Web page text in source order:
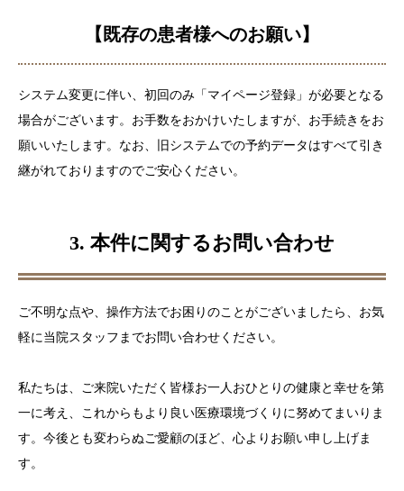
【既存の患者様へのお願い】
システム変更に伴い、初回のみ「マイページ登録」が必要となる
場合がございます。お手数をおかけいたしますが、お手続きをお
願いいたします。なお、旧システムでの予約データはすべて引き
継がれておりますのでご安心ください。
3. 本件に関するお問い合わせ
ご不明な点や、操作方法でお困りのことがございましたら、お気
軽に当院スタッフまでお問い合わせください。
私たちは、ご来院いただく皆様お一人おひとりの健康と幸せを第
一に考え、これからもより良い医療環境づくりに努めてまいりま
す。今後とも変わらぬご愛顧のほど、心よりお願い申し上げま
す。